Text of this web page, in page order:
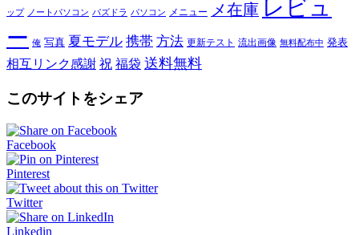
ップ ノートパソコン パズドラ パソコン メニュー メ在庫 レビュ
ー 俺 写真 夏モデル 携帯 方法 更新テスト 流出画像 無料配布中 発表
相互リンク感謝 祝 福袋 送料無料
このサイトをシェア
Facebook
Pinterest
Twitter
Linkedin